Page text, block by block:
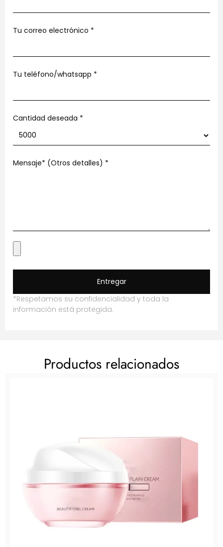
Tu correo electrónico *
Tu teléfono/whatsapp *
Cantidad deseada *
Mensaje* (Otros detalles) *
Entregar
*Respetamos su confidencialidad y toda la
información está protegida.
Productos relacionados